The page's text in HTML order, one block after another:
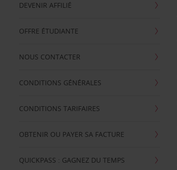
DEVENIR AFFILIÉ
OFFRE ÉTUDIANTE
NOUS CONTACTER
CONDITIONS GÉNÉRALES
CONDITIONS TARIFAIRES
OBTENIR OU PAYER SA FACTURE
QUICKPASS : GAGNEZ DU TEMPS